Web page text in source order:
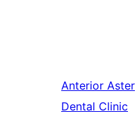
Anterior Aster
Dental Clinic